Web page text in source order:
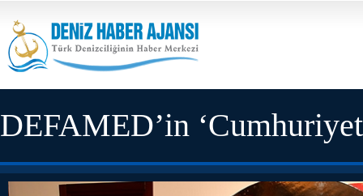
DEFAMED’in